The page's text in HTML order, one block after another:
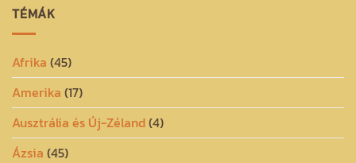
TÉMÁK
Afrika (45)
Amerika (17)
Ausztrália és Új-Zéland(4)
Ázsia (45)